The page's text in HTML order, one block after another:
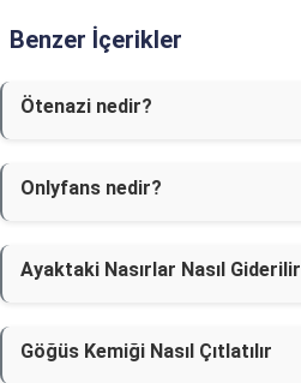
Benzer İçerikler
Ötenazi nedir?
Onlyfans nedir?
Ayaktaki Nasırlar Nasıl Giderilir
Göğüs Kemiği Nasıl Çıtlatılır